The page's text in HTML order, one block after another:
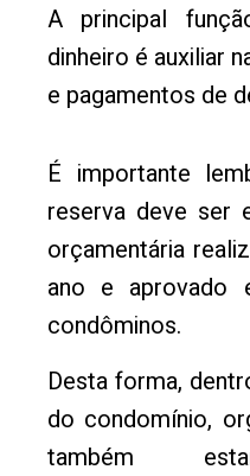
A principal
dinheiro é auxiliar
e pagamentos de
É importante
reserva deve ser
orçamentária
ano e aprovado
condôminos.
Desta forma,
do condomínio,
também